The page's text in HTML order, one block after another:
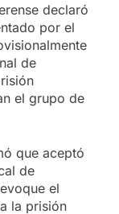
declaró
por el
de
el grupo de
que aceptó
de
el
la prisión